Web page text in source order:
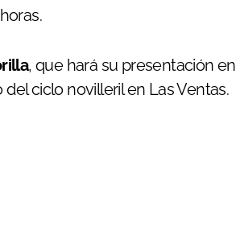
, que hará su presentación en
ciclo novilleril en Las Ventas.